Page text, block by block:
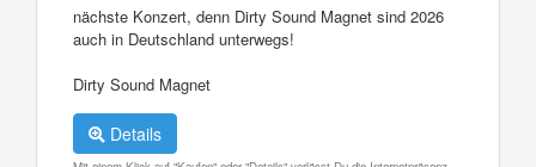
nächste Konzert, denn Dirty Sound Magnet sind 2026
auch in Deutschland unterwegs!
Dirty Sound Magnet
Details